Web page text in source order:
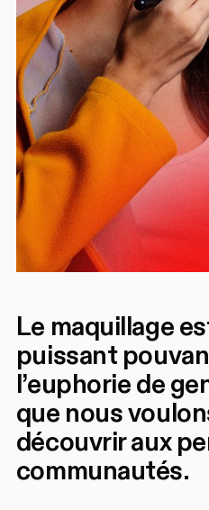
Le maquillage
puissant
l’euphorie de
que nous
découvrir aux
communautés.